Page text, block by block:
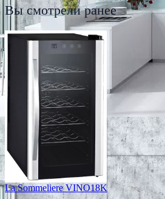
Вы смотрели ранее
La Sommeliere VINO18K